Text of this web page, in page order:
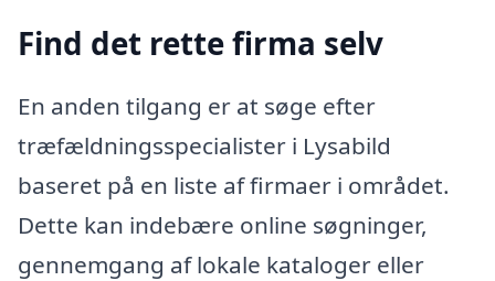
Find det rette firma selv
En anden tilgang er at søge efter
træfældningsspecialister i Lysabild
baseret på en liste af firmaer i området.
Dette kan indebære online søgninger,
gennemgang af lokale kataloger eller